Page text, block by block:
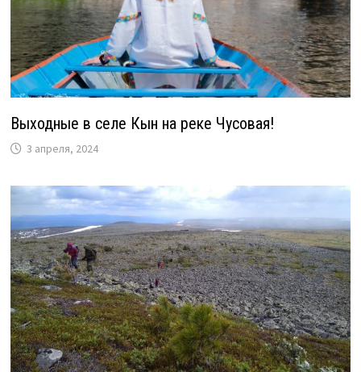
Выходные в селе Кын на реке Чусовая!
3 апреля, 2024